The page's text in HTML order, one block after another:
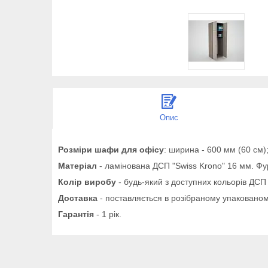
Опис
Розміри шафи для офісу: ширина - 600 мм (60
Матеріал - ламінована ДСП "Swiss Krono" 16 мм.
Колір виробу - будь-який з доступних кольорів
Доставка - поставляється в розібраному
Гарантія - 1 рік.